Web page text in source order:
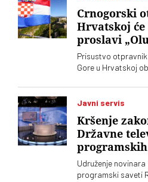
ikada više, da
„Vreme“ kaže da je
odricanja od
postoje ne samo na
SPS-a
Crnogorski
Hrvatskoj
proslavi
Prisustvo
Gore u Hrvatskoj
Vučić je poručio da
počinjenih nad
Javni servis
Kršenje
Državne
programskih
Udruženje
programski saveti